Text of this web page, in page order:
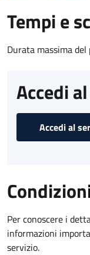
Tempi e
Durata massima
Accedi
Accedi al
Per conoscere i
informazioni
servizio.